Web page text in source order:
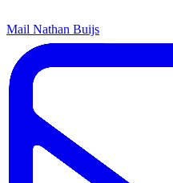
Mail Nathan Buijs